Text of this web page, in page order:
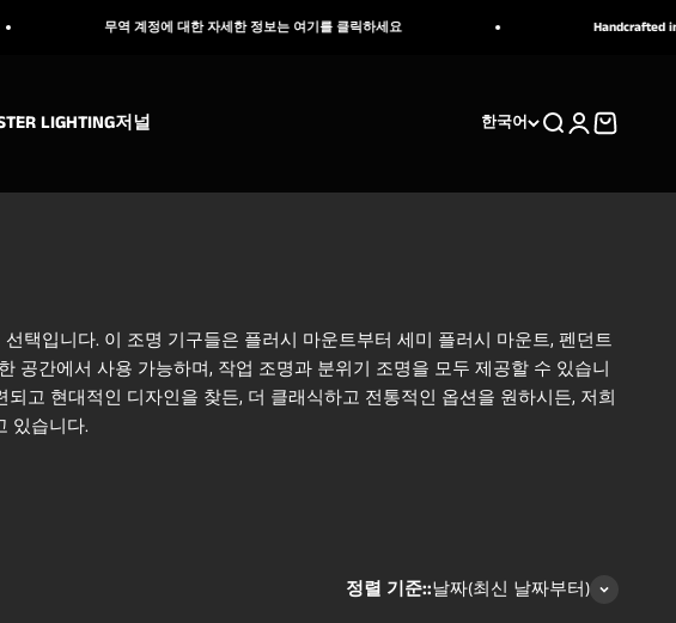
무역 계정에 대한 자세한 정보는 여기를 클릭하세요 Handcrafted in natural stone,
LIGHTING저널 한국어 검색로그인장바구니
택입니다. 이 조명 기구들은 플러시 마운트부터 세미 플러시 마운트, 펜던트
공간에서 사용 가능하며, 작업 조명과 분위기 조명을 모두 제공할 수 있습니
고 현대적인 디자인을 찾든, 더 클래식하고 전통적인 옵션을 원하시든, 저희
있습니다.
정렬 기준::날짜(최신 날짜부터)